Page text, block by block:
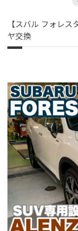
【スバル フォレ
ヤ交換